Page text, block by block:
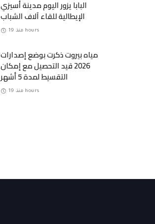
البابا يزور اليوم مدينة أسيزي
الإيطالية للقاء آلاف الشباب
منذ 19 hours
مياه بيروت ذكرت بوضع إصدارات
2026 قيد التحصيل مع إمكان
التقسيط لمدة 5 أشهر
منذ 19 hours